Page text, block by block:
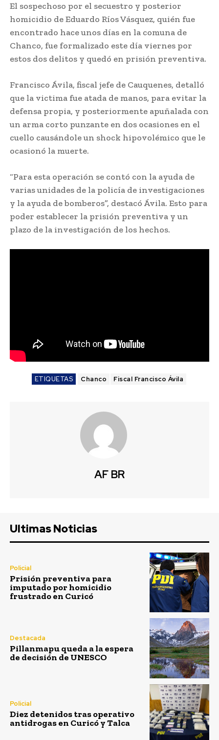
El sospechoso por el secuestro y posterior
homicidio de Eduardo Ríos Vásquez, quién fue
encontrado hace unos días en la comuna de
Chanco, fue formalizado este día viernes por
estos dos delitos y quedó en prisión preventiva.
Francisco Ávila, fiscal jefe de Cauquenes, detalló
que la victima fue atada de manos, para evitar la
defensa propia, y posteriormente apuñalada con
un arma corto punzante en dos ocasiones en el
cuello causándole un shock hipovolémico que le
ocasionó la muerte.
“Para esta operación se contó con la ayuda de
varias unidades de la policía de investigaciones
y la ayuda de bomberos”, destacó Ávila. Esto para
poder establecer la prisión preventiva y un
plazo de la investigación de los hechos.
ETIQUETAS Chanco Fiscal Francisco Ávila
AF BR
Ultimas Noticias
Policial
Prisión preventiva para
imputado por homicidio
frustrado en Curicó
Destacada
Pillanmapu queda a la espera
de decisión de UNESCO
Policial
Diez detenidos tras operativo
antidrogas en Curicó y Talca